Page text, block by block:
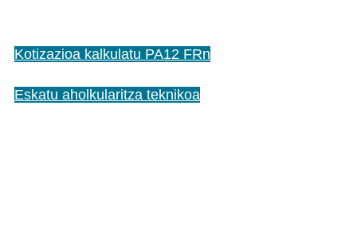
Kotizazioa kalkulatu PA12 FRn
Eskatu aholkularitza teknikoa